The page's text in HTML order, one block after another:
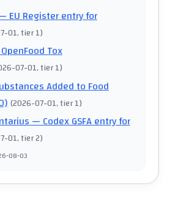
EU Register entry for
01, tier 1)
Tox
07-01, tier 1)
Added to Food
(2026-07-01, tier 1)
— Codex GSFA entry for
01, tier 2)
08-03